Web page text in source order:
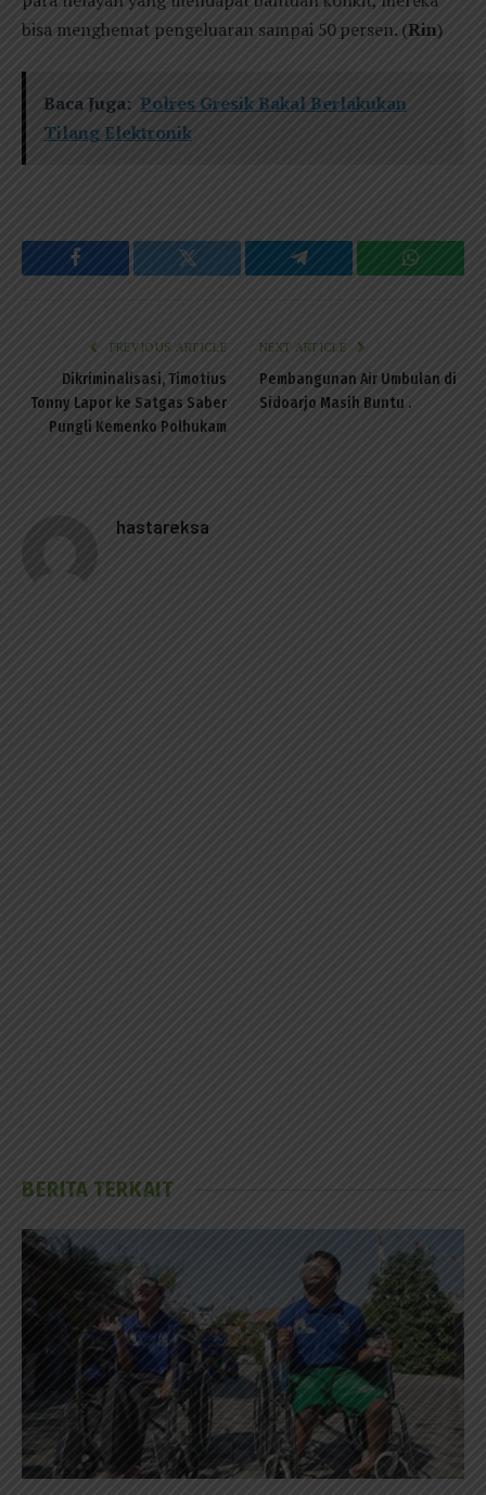
bisa menghemat pengeluaran sampai 50 persen. (Rin)
Baca Juga: Polres Gresik Bakal Berlakukan
Tilang Elektronik
Facebook Twitter Telegram
PREVIOUS ARTICLE
Dikriminalisasi, Timotius
Tonny Lapor ke Satgas Saber
Pungli Kemenko Polhukam
NEXT ARTICLE
Pembangunan Air Umbulan di
Sidoarjo Masih Buntu .
hastareksa
BERITA TERKAIT